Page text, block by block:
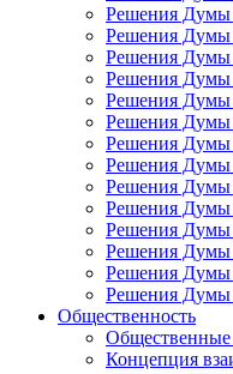
Решения Думы
Решения Думы
Решения Думы
Решения Думы
Решения Думы
Решения Думы
Решения Думы
Решения Думы
Решения Думы
Решения Думы
Решения Думы
Решения Думы
Решения Думы
Решения Думы
Общественность
Концепция